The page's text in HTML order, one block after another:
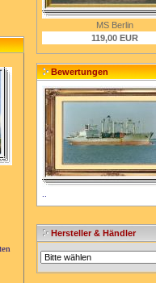
MS Berlin
119,00 EUR
Bewertungen
Hersteller & Händler